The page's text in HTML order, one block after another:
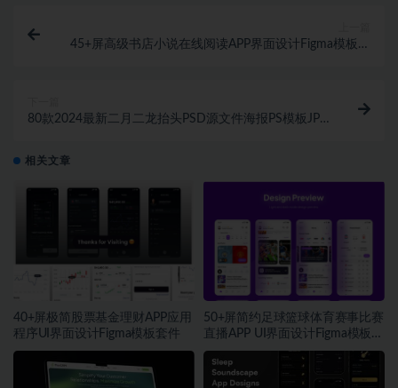
45+屏高级书店小说在线阅读APP界面设计Figma模板套
80款2024最新二月二龙抬头PSD源文件海报PS模板JPG
相关文章
40+屏极简股票基金理财APP应用
程序UI界面设计Figma模板套件
50+屏简约足球篮球体育赛事比赛
直播APP UI界面设计Figma模板套
件